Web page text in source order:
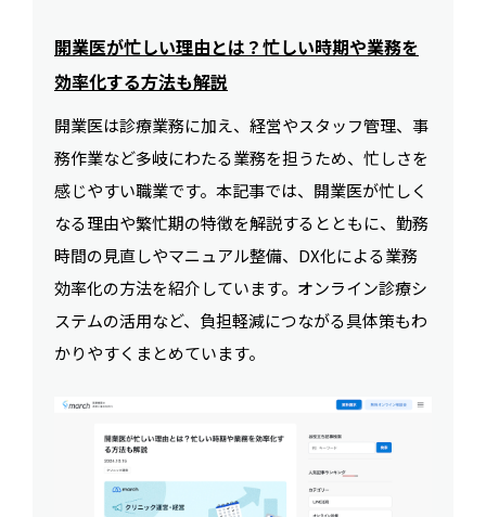
開業医が忙しい理由とは？忙しい時期や業務を
効率化する方法も解説
開業医は診療業務に加え、経営やスタッフ管理、事
務作業など多岐にわたる業務を担うため、忙しさを
感じやすい職業です。本記事では、開業医が忙しく
なる理由や繁忙期の特徴を解説するとともに、勤務
時間の見直しやマニュアル整備、DX化による業務
効率化の方法を紹介しています。オンライン診療シ
ステムの活用など、負担軽減につながる具体策もわ
かりやすくまとめています。